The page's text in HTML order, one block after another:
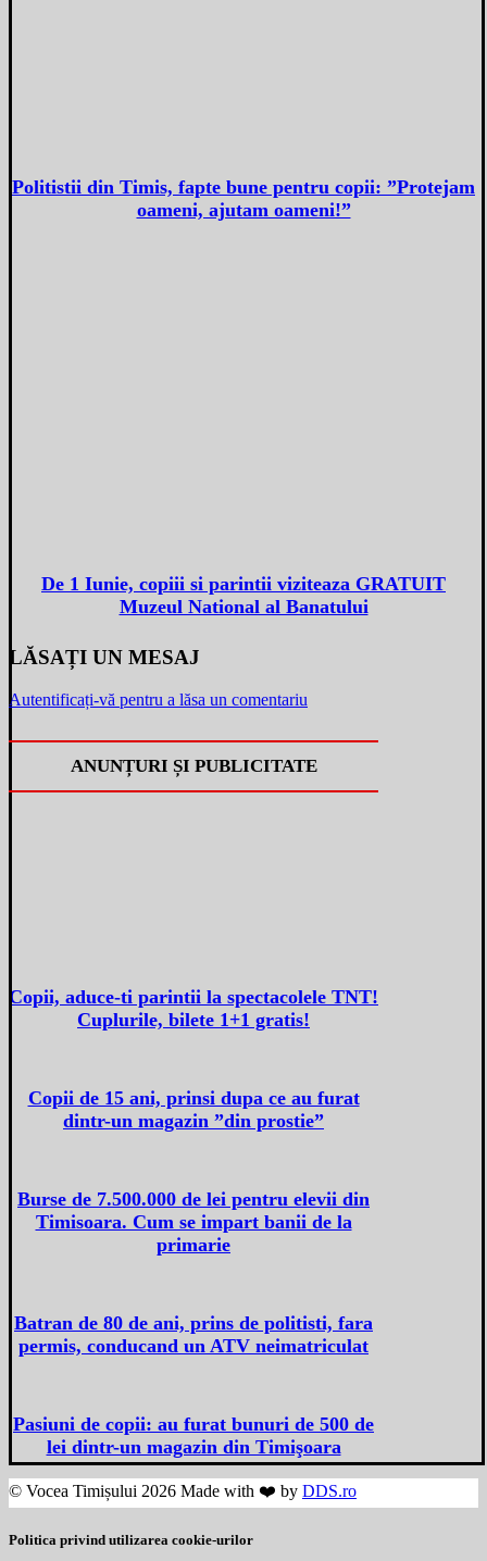
Politistii din Timis, fapte bune pentru copii: ”Protejam
oameni, ajutam oameni!”
De 1 Iunie, copiii si parintii viziteaza GRATUIT
Muzeul National al Banatului
LĂSAȚI UN MESAJ
Autentificați-vă pentru a lăsa un comentariu
ANUNȚURI ȘI PUBLICITATE
Copii, aduce-ti parintii la spectacolele TNT!
Cuplurile, bilete 1+1 gratis!
Copii de 15 ani, prinsi dupa ce au furat
dintr-un magazin ”din prostie”
Burse de 7.500.000 de lei pentru elevii din
Timisoara. Cum se impart banii de la
primarie
Batran de 80 de ani, prins de politisti, fara
permis, conducand un ATV neimatriculat
Pasiuni de copii: au furat bunuri de 500 de
lei dintr-un magazin din Timişoara
© Vocea Timișului 2026 Made with ❤️ by DDS.ro
Politica privind utilizarea cookie-urilor